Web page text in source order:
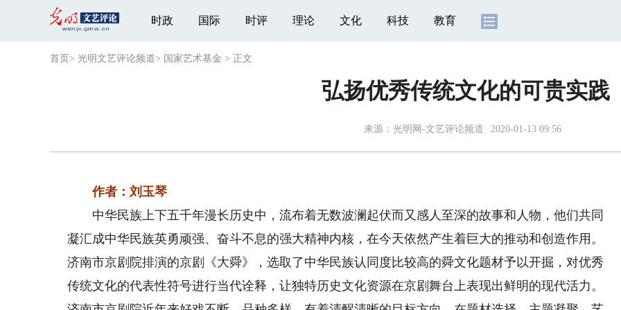
时政 国际 时评 理论 文化 科技 教育
首页 > 光明文艺评论频道> 国家艺术基金 > 正文
弘扬优秀传统文化的可贵实践
来源： 光明网-文艺评论频道 2020-01-13 09:56
作者：刘玉琴
中华民族上下五千年漫长历史中，流布着无数波澜起伏而又感人至深的故事和人物，他们共同
凝汇成中华民族英勇顽强、奋斗不息的强大精神内核，在今天依然产生着巨大的推动和创造作用。
济南市京剧院排演的京剧《大舜》，选取了中华民族认同度比较高的舜文化题材予以开掘，对优秀
传统文化的代表性符号进行当代诠释，让独特历史文化资源在京剧舞台上表现出鲜明的现代活力。